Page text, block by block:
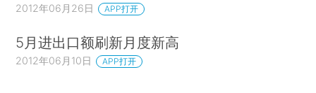
2012年06月26日 APP打开
5月进出口额刷新月度新高
2012年06月10日 APP打开